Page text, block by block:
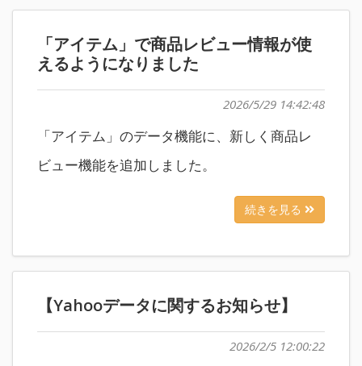
「アイテム」で商品レビュー情報が使
えるようになりました
2026/5/29 14:42:48
「アイテム」のデータ機能に、新しく商品レ
ビュー機能を追加しました。
続きを見る
【Yahooデータに関するお知らせ】
2026/2/5 12:00:22